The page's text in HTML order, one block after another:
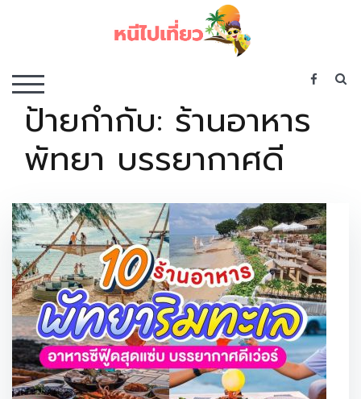
TOGGLE MOBILE MENU
ป้ายกำกับ: ร้านอาหาร
พัทยา บรรยากาศดี